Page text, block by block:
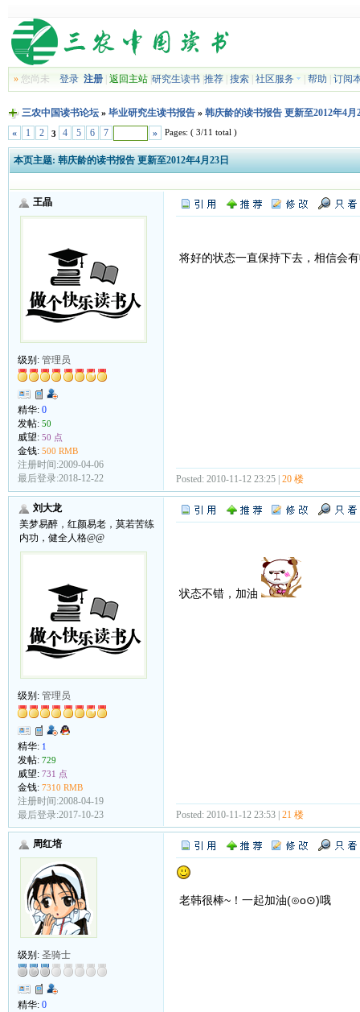
»您尚未 登录 注册| 返回主站| 研究生读书| 推荐| 搜索| 社区服务 帮助 订阅
三农中国读书论坛» 毕业研究生读书报告» 韩庆龄的读书报告 更新至2012年4月
«
1 2 3 4 5 6 7 » Pages: ( 3/11 total )
本页主题: 韩庆龄的读书报告 更新至2012年4月23日
王晶
级别: 管理员
精华: 0
发帖: 50
威望: 50 点
金钱: 500 RMB
注册时间:2009-04-06
最后登录:2018-12-22
将好的状态一直保持下去，相信会
Posted: 2010-11-12 23:25 | 20 楼
刘大龙
美梦易醉，红颜易老，莫若苦练
内功，健全人格@@
级别: 管理员
精华: 1
发帖: 729
威望: 731 点
金钱: 7310 RMB
注册时间:2008-04-19
最后登录:2017-10-23
状态不错，加油
Posted: 2010-11-12 23:53 | 21 楼
周红培
级别: 圣骑士
精华: 0
老韩很棒~！一起加油(⊙o⊙)哦